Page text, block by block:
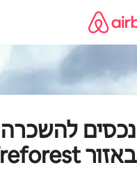
נכסים
באזור Treforest